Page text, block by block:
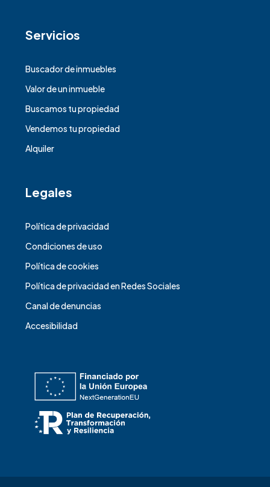
Servicios
Buscador de inmuebles
Valor de un inmueble
Buscamos tu propiedad
Vendemos tu propiedad
Alquiler
Legales
Política de privacidad
Condiciones de uso
Política de cookies
Política de privacidad en Redes Sociales
Canal de denuncias
Accesibilidad